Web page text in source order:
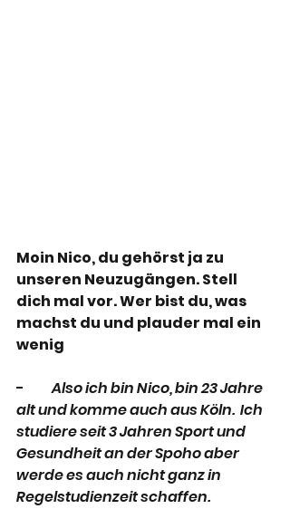
Moin Nico, du gehörst ja zu
unseren Neuzugängen. Stell
dich mal vor. Wer bist du, was
machst du und plauder mal ein
wenig
- Also ich bin Nico, bin 23 Jahre
alt und komme auch aus Köln.  Ich
studiere seit 3 Jahren Sport und
Gesundheit an der Spoho aber
werde es auch nicht ganz in
Regelstudienzeit schaffen.